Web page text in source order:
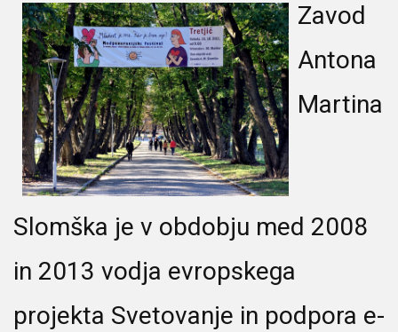
Zavod
Antona
Martina
Slomška je v obdobju med 2008
in 2013 vodja evropskega
projekta Svetovanje in podpora e-